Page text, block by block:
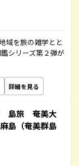
域を旅の雑学とと
シリーズ第２弾が
詳細を見る
島旅 奄美大
島（奄美群島